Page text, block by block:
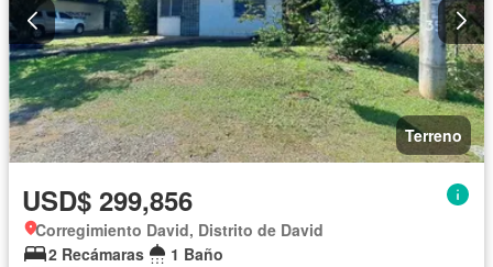
Terreno
USD$ 299,856
Corregimiento David, Distrito de David
2 Recámaras
1 Baño